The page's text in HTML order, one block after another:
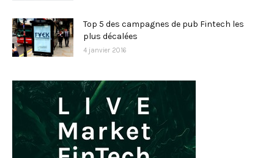
Top 5 des campagnes de pub Fintech les
plus décalées
4 janvier 2016